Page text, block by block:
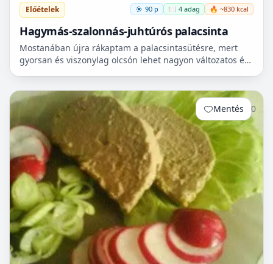
Előételek 90 p 🍽️ 4 adag 🔥 ~830 kcal
Hagymás-szalonnás-juhtúrós palacsinta
Mostanában újra rákaptam a palacsintasütésre, mert
gyorsan és viszonylag olcsón lehet nagyon változatos és
Mentés 0